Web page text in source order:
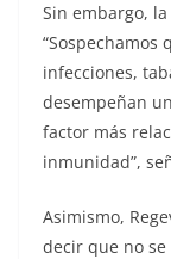
Sin embargo,
“Sospechamos
infecciones,
desempeñan
factor más
inmunidad”,
Asimismo,
decir que no